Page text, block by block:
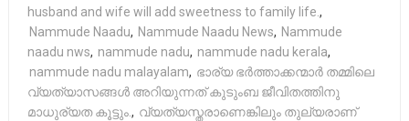
husband and wife will add sweetness to family life.,
Nammude Naadu, Nammude Naadu News, Nammude
naadu nws, nammude nadu, nammude nadu kerala,
nammude nadu malayalam, ഭാര്യ ഭർത്താക്കന്മാർ തമ്മിലെ
വ്യത്യാസങ്ങൾ അറിയുന്നത് കുടുംബ ജീവിതത്തിനു
മാധുര്യത കൂട്ടും., വ്യത്യസ്തരാണെങ്കിലും തുല്യരാണ്